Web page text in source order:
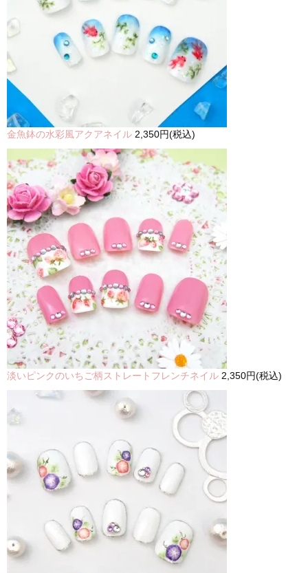
金魚鉢の水彩風アクアネイル 2,350円(税込)
淡いピンクのいちご柄ストレートフレンチネイル 2,350円(税込)